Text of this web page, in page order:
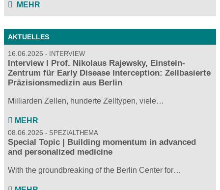
MEHR
AKTUELLES
16.06.2026 INTERVIEW
Interview I Prof. Nikolaus Rajewsky, Einstein-
Zentrum für Early Disease Interception: Zellbasierte
Präzisionsmedizin aus Berlin
Milliarden Zellen, hunderte Zelltypen, viele…
MEHR
08.06.2026 SPEZIALTHEMA
Special Topic | Building momentum in advanced
and personalized medicine
With the groundbreaking of the Berlin Center for…